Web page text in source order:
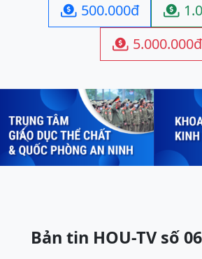
 500.000đ 
 5.000.000đ
Previous
Bản tin HOU-TV số